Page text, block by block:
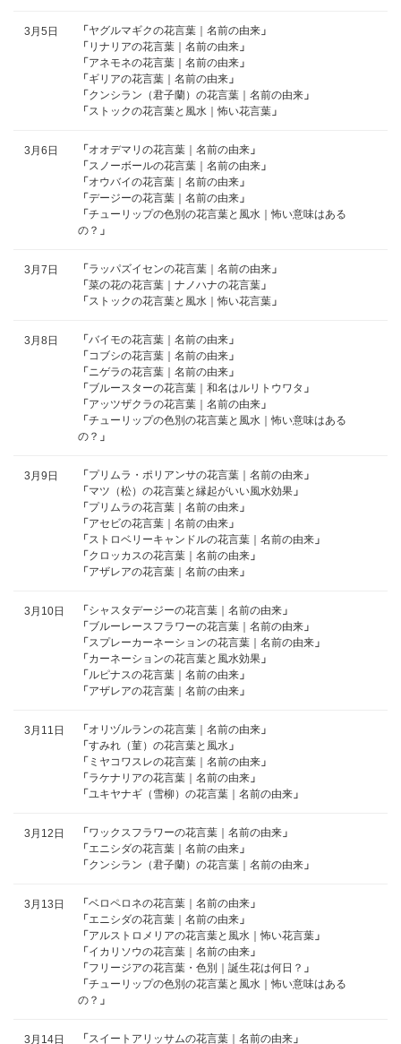
3月5日 「 ヤグルマギクの花言葉｜名前の由来 」
「 リナリアの花言葉｜名前の由来 」
「 アネモネの花言葉｜名前の由来 」
「 ギリアの花言葉｜名前の由来 」
「 クンシラン（君子蘭）の花言葉｜名前の由来 」
「 ストックの花言葉と風水｜怖い花言葉 」
3月6日 「 オオデマリの花言葉｜名前の由来 」
「 スノーボールの花言葉｜名前の由来 」
「 オウバイの花言葉｜名前の由来 」
「 デージーの花言葉｜名前の由来 」
「 チューリップの色別の花言葉と風水｜怖い意味はある
の？ 」
3月7日 「 ラッパズイセンの花言葉｜名前の由来 」
「 菜の花の花言葉｜ナノハナの花言葉 」
「 ストックの花言葉と風水｜怖い花言葉 」
3月8日 「 バイモの花言葉｜名前の由来 」
「 コブシの花言葉｜名前の由来 」
「 ニゲラの花言葉｜名前の由来 」
「 ブルースターの花言葉｜和名はルリトウワタ 」
「 アッツザクラの花言葉｜名前の由来 」
「 チューリップの色別の花言葉と風水｜怖い意味はある
の？ 」
3月9日 「 プリムラ・ポリアンサの花言葉｜名前の由来 」
「 マツ（松）の花言葉と縁起がいい風水効果 」
「 プリムラの花言葉｜名前の由来 」
「 アセビの花言葉｜名前の由来 」
「 ストロベリーキャンドルの花言葉｜名前の由来 」
「 クロッカスの花言葉｜名前の由来 」
「 アザレアの花言葉｜名前の由来 」
3月10日 「 シャスタデージーの花言葉｜名前の由来 」
「 ブルーレースフラワーの花言葉｜名前の由来 」
「 スプレーカーネーションの花言葉｜名前の由来 」
「 カーネーションの花言葉と風水効果 」
「 ルピナスの花言葉｜名前の由来 」
「 アザレアの花言葉｜名前の由来 」
3月11日 「 オリヅルランの花言葉｜名前の由来 」
「 すみれ（菫）の花言葉と風水 」
「 ミヤコワスレの花言葉｜名前の由来 」
「 ラケナリアの花言葉｜名前の由来 」
「 ユキヤナギ（雪柳）の花言葉｜名前の由来 」
3月12日 「 ワックスフラワーの花言葉｜名前の由来 」
「 エニシダの花言葉｜名前の由来 」
「 クンシラン（君子蘭）の花言葉｜名前の由来 」
3月13日 「 ベロペロネの花言葉｜名前の由来 」
「 エニシダの花言葉｜名前の由来 」
「 アルストロメリアの花言葉と風水｜怖い花言葉 」
「 イカリソウの花言葉｜名前の由来 」
「 フリージアの花言葉・色別｜誕生花は何日？ 」
「 チューリップの色別の花言葉と風水｜怖い意味はある
の？ 」
3月14日 「 スイートアリッサムの花言葉｜名前の由来 」